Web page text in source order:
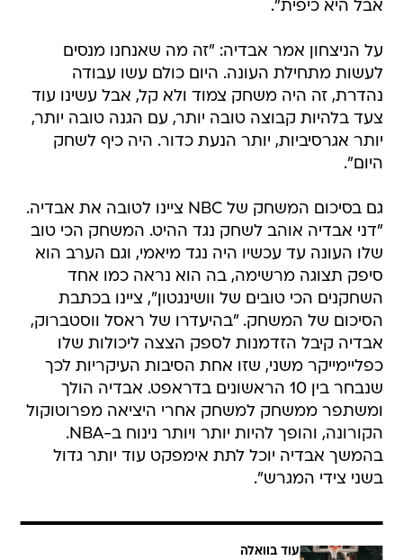
אבל היא כיפית".
על הניצחון אמר אבדיה: "זה מה שאנחנו מנסים
לעשות מתחילת העונה. היום כולם עשו עבודה
נהדרת, זה היה משחק צמוד ולא קל, אבל עשינו עוד
צעד בלהיות קבוצה טובה יותר, עם הגנה טובה יותר,
יותר אגרסיביות, יותר הנעת כדור. היה כיף לשחק
היום".
גם בסיכום המשחק של NBC ציינו לטובה את אבדיה.
"דני אבדיה אוהב לשחק נגד ההיט. המשחק הכי טוב
שלו העונה עד עכשיו היה נגד מיאמי, וגם הערב הוא
סיפק תצוגה מרשימה, בה הוא נראה כמו אחד
השחקנים הכי טובים של וושינגטון", ציינו בכתבת
הסיכום של המשחק. "בהיעדרו של ראסל ווסטברוק,
אבדיה קיבל הזדמנות לספק הצצה ליכולות שלו
כפליימייקר משני, שזו אחת הסיבות העיקריות לכך
שנבחר בין 10 הראשונים בדראפט. אבדיה הולך
ומשתפר ממשחק למשחק אחרי היציאה מפרוטוקול
הקורונה, והופך להיות יותר ויותר נינוח ב-NBA.
בהמשך אבדיה יוכל לתת אימפקט עוד יותר גדול
בשני צידי המגרש".
עוד בוואלה